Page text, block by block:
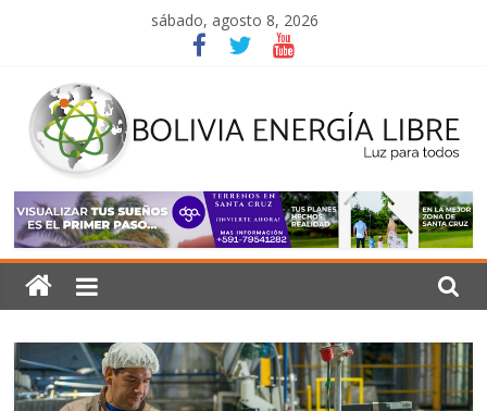
sábado, agosto 8, 2026
Bolivia
Energía
Libre
Luz
para